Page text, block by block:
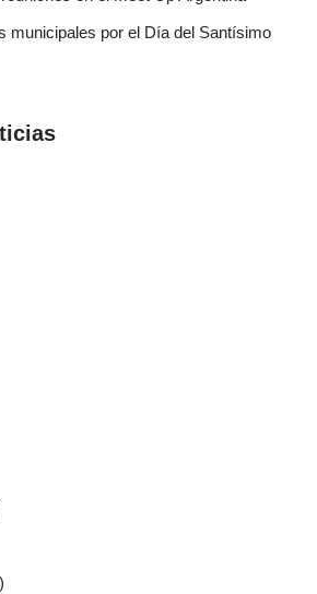
municipales por el Día del Santísimo